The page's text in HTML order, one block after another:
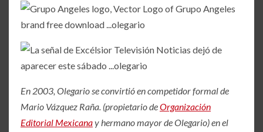
En 2003, Olegario se convirtió en competidor formal de
Mario Vázquez Raña. (propietario deOrganización
Editorial Mexicanay hermano mayor de Olegario) en el